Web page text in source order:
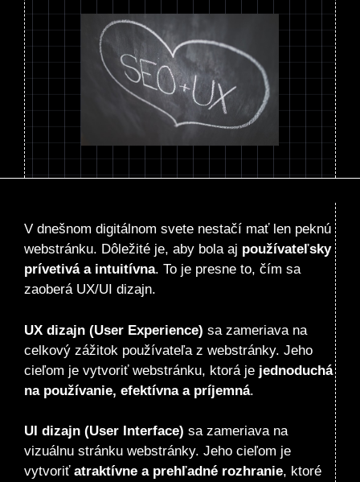
V dnešnom digitálnom svete nestačí mať len peknú
webstránku. Dôležité je, aby bola aj používateľsky
prívetivá a intuitívna. To je presne to, čím sa
zaoberá UX/UI dizajn.
UX dizajn (User Experience) sa zameriava na
celkový zážitok používateľa z webstránky. Jeho
cieľom je vytvoriť webstránku, ktorá je jednoduchá
na používanie, efektívna a príjemná.
UI dizajn (User Interface) sa zameriava na
vizuálnu stránku webstránky. Jeho cieľom je
vytvoriť atraktívne a prehľadné rozhranie, ktoré